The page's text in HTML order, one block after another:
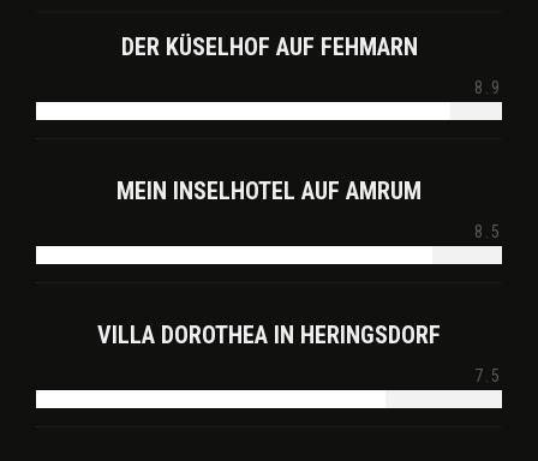
DER KÜSELHOF AUF FEHMARN
8.9
MEIN INSELHOTEL AUF AMRUM
8.5
VILLA DOROTHEA IN HERINGSDORF
7.5